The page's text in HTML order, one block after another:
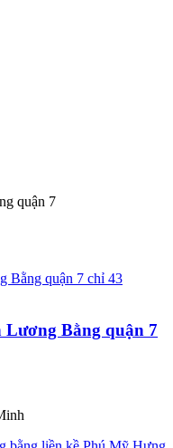
quận 7
Lương Bằng quận 7